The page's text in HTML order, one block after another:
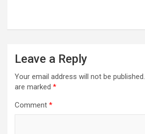
Leave a Reply
Your email address will not be published.
are marked *
Comment *